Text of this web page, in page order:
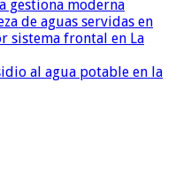
gestiona moderna
de aguas servidas en
sistema frontal en La
al agua potable en la